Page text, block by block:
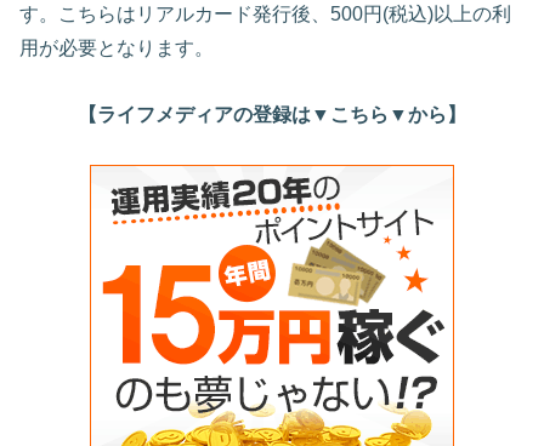
す。こちらはリアルカード発行後、500円(税込)以上の利
用が必要となります。
【ライフメディアの登録は▼こちら▼から】